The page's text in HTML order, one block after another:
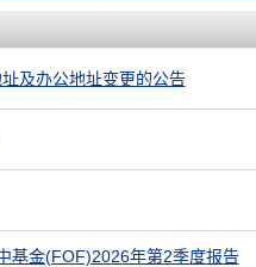
及办公地址变更的公告
基金(FOF)2026年第2季度报告